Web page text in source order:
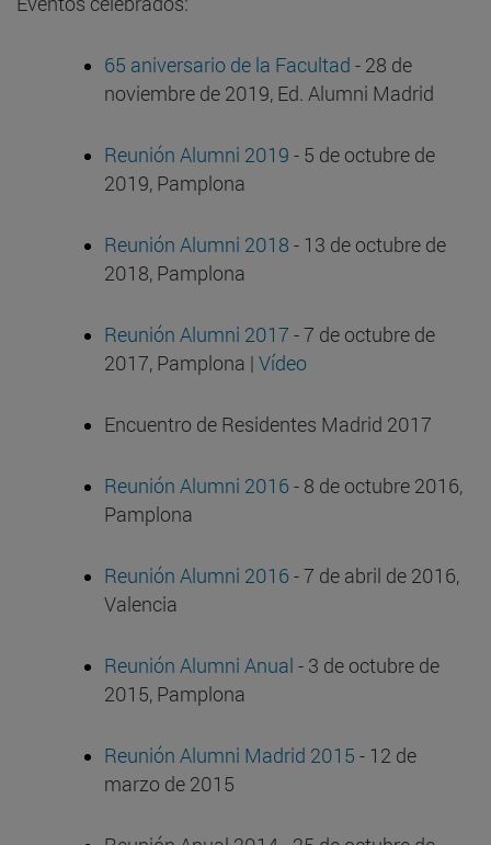
65 aniversario de la Facultad - 28 de
noviembre de 2019, Ed. Alumni Madrid
Reunión Alumni 2019 - 5 de octubre de
2019, Pamplona
Reunión Alumni 2018 - 13 de octubre de
2018, Pamplona
Reunión Alumni 2017 - 7 de octubre de
2017, Pamplona | Vídeo
Encuentro de Residentes Madrid 2017
Reunión Alumni 2016- 8 de octubre 2016,
Pamplona
Reunión Alumni 2016- 7 de abril de 2016,
Valencia
Reunión Alumni Anual - 3 de octubre de
2015, Pamplona
Reunión Alumni Madrid 2015 - 12 de
marzo de 2015